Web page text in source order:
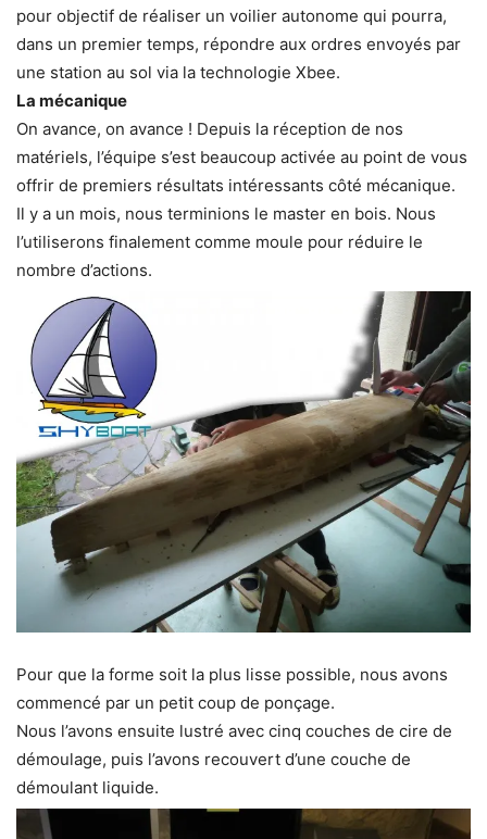
pour objectif de réaliser un voilier autonome qui pourra,
dans un premier temps, répondre aux ordres envoyés par
une station au sol via la technologie Xbee.
La mécanique
On avance, on avance ! Depuis la réception de nos
matériels, l’équipe s’est beaucoup activée au point de vous
offrir de premiers résultats intéressants côté mécanique.
Il y a un mois, nous terminions le master en bois. Nous
l’utiliserons finalement comme moule pour réduire le
nombre d’actions.
Pour que la forme soit la plus lisse possible, nous avons
commencé par un petit coup de ponçage.
Nous l’avons ensuite lustré avec cinq couches de cire de
démoulage, puis l’avons recouvert d’une couche de
démoulant liquide.